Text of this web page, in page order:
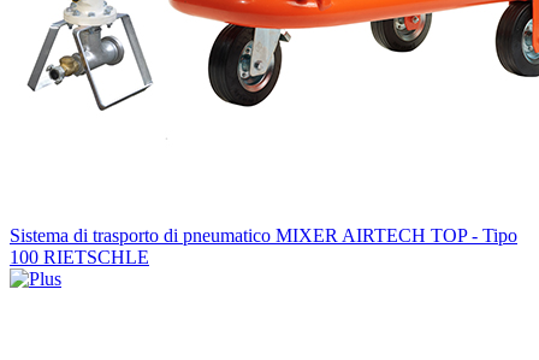
Sistema di trasporto di pneumatico MIXER AIRTECH TOP - Tipo
100 RIETSCHLE